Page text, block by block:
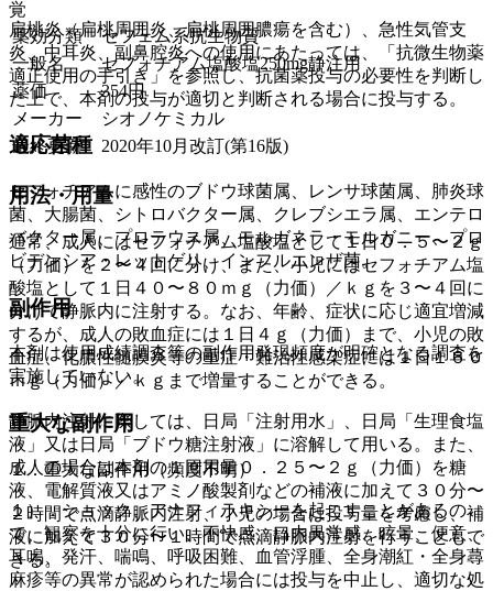
扁桃炎（扁桃周囲炎、扁桃周囲膿瘍を含む）、急性気管支
炎、中耳炎、副鼻腔炎への使用にあたっては、「抗微生物薬
適正使用の手引き」を参照し、抗菌薬投与の必要性を判断し
た上で、本剤の投与が適切と判断される場合に投与する。
適応菌種
セフォチアムに感性のブドウ球菌属、レンサ球菌属、肺炎球
菌、大腸菌、シトロバクター属、クレブシエラ属、エンテロ
バクター属、プロテウス属、モルガネラ・モルガニー、プロ
ビデンシア・レットゲリ、インフルエンザ菌。
副作用
本剤は使用成績調査等の副作用発現頻度が明確となる調査を
実施していない。
重大な副作用
１．重大な副作用（頻度不明）
１）．ショック、アナフィラキシーを起こすことがあるの
で、観察を十分に行い、不快感、口内異常感、眩暈、便意、
耳鳴、発汗、喘鳴、呼吸困難、血管浮腫、全身潮紅・全身蕁
麻疹等の異常が認められた場合には投与を中止し、適切な処
覚
薬効分類
セフェム系抗生物質
一般名
セフォチアム塩酸塩250mg静注用
薬価
354円
メーカー
シオノケミカル
最終更新
2020年10月改訂(第16版)
用法・用量
通常、成人にはセフォチアム塩酸塩として１日０．５〜２ｇ
（力価）を２〜４回に分け、また、小児にはセフォチアム塩
酸塩として１日４０〜８０ｍｇ（力価）／ｋｇを３〜４回に
分けて静脈内に注射する。なお、年齢、症状に応じ適宜増減
するが、成人の敗血症には１日４ｇ（力価）まで、小児の敗
血症、化膿性髄膜炎等の重症・難治性感染症には１日１６０
ｍｇ（力価）／ｋｇまで増量することができる。
静脈内注射に際しては、日局「注射用水」、日局「生理食塩
液」又は日局「ブドウ糖注射液」に溶解して用いる。また、
成人の場合は本剤の１回用量０．２５〜２ｇ（力価）を糖
液、電解質液又はアミノ酸製剤などの補液に加えて３０分〜
２時間で点滴静脈内注射、小児の場合は投与量を考慮し、補
液に加えて３０分〜１時間で点滴静脈内注射を行うこともで
きる。